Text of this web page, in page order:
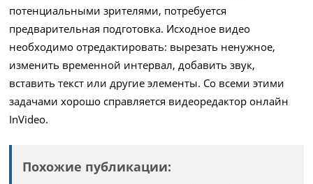
потенциальными зрителями, потребуется
предварительная подготовка. Исходное видео
необходимо отредактировать: вырезать ненужное,
изменить временной интервал, добавить звук,
вставить текст или другие элементы. Со всеми этими
задачами хорошо справляется видеоредактор онлайн
InVideo.
Похожие публикации: